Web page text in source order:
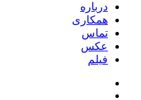
درباره
همکاری
تماس
عکس
فیلم